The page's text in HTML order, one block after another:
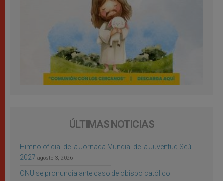
ÚLTIMAS NOTICIAS
Himno oficial de la Jornada Mundial de la Juventud Seúl
2027 agosto 3, 2026
ONU se pronuncia ante caso de obispo católico